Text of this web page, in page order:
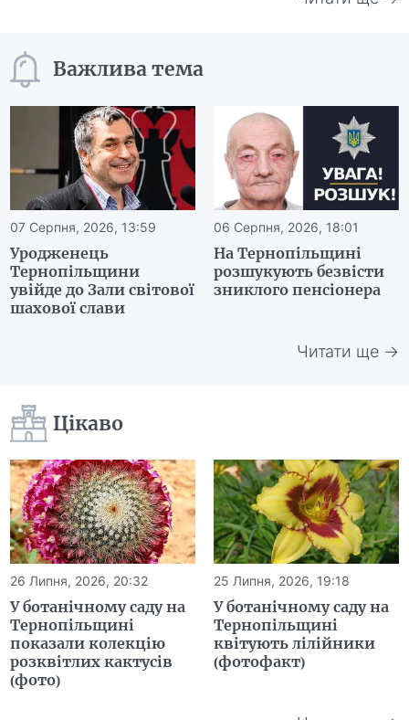
Важлива тема
07 Серпня, 2026, 13:59
Уродженець
Тернопільщини
увійде до Зали світової
шахової слави
06 Серпня, 2026, 18:01
На Тернопільщині
розшукують безвісти
зниклого пенсіонера
Читати ще →
Цікаво
26 Липня, 2026, 20:32
У ботанічному саду на
Тернопільщині
показали колекцію
розквітлих кактусів
(фото)
25 Липня, 2026, 19:18
У ботанічному саду на
Тернопільщині
квітують лілійники
(фотофакт)